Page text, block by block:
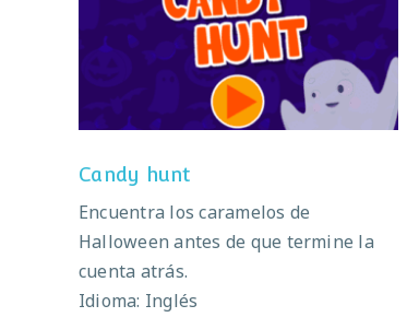
Candy hunt
Candy hunt
Encuentra los caramelos de
Halloween antes de que termine la
cuenta atrás.
Idioma: Inglés